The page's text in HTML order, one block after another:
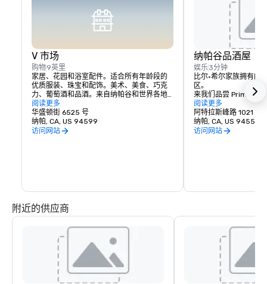
V 市场
购物9英里
家居、花园和浴室配件。适合所有年龄段的
优质服装、珠宝和配饰。美术、美食、巧克
力、葡萄酒和品酒。来自纳帕谷和世界各地
的浪漫礼物和收藏品，与各种令人愉悦的葡
萄酒之乡餐饮相得益彰。
阅读更多
华盛顿街 6525 号
纳帕, CA, US 94599
访问网站
纳帕谷品酒屋
娱乐3分钟
比尔·希尔家族拥有的
区。
来我们品尝 Prime
和 Tetra 葡萄酒。
阅读更多
阿特拉斯峰路 1021 号
纳帕, CA, US 94559
访问网站
附近的供应商